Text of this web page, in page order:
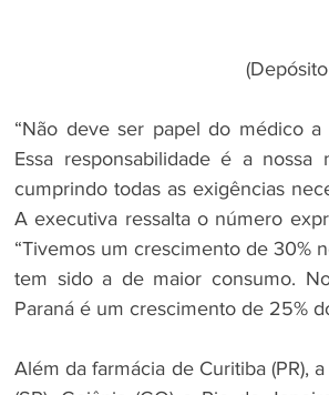
“Não deve ser papel do médico
Essa responsabilidade é a
cumprindo todas as exigências
A executiva ressalta o número
“Tivemos um crescimento de 30%
tem sido a de maior consumo.
Paraná é um crescimento de 25%
Além da farmácia de Curitiba (PR),